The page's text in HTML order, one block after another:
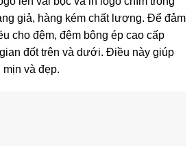
giả, hàng kém chất lượng. Để đảm
cho đệm, đệm bông ép cao cấp
đốt trên và dưới. Điều này giúp
mịn và đẹp.